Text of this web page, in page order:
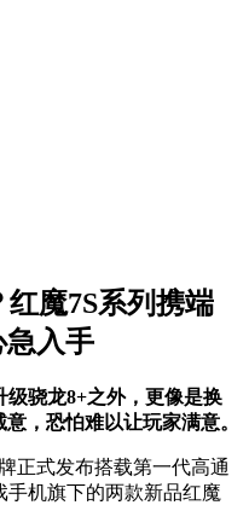
魔7S系列携端
急入手
级骁龙8+之外，更像是换
，恐怕难以让玩家满意。
式发布搭载第一代高通
手机旗下的两款新品红魔